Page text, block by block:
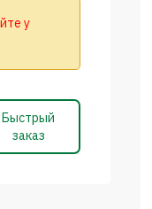
у
Быстрый
заказ